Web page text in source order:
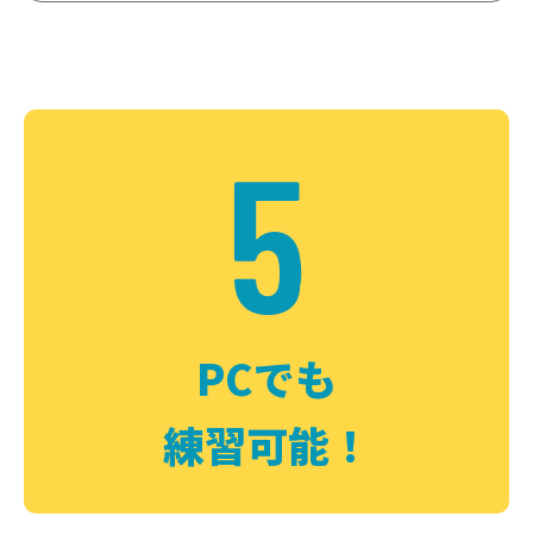
5
PCでも
練習可能！